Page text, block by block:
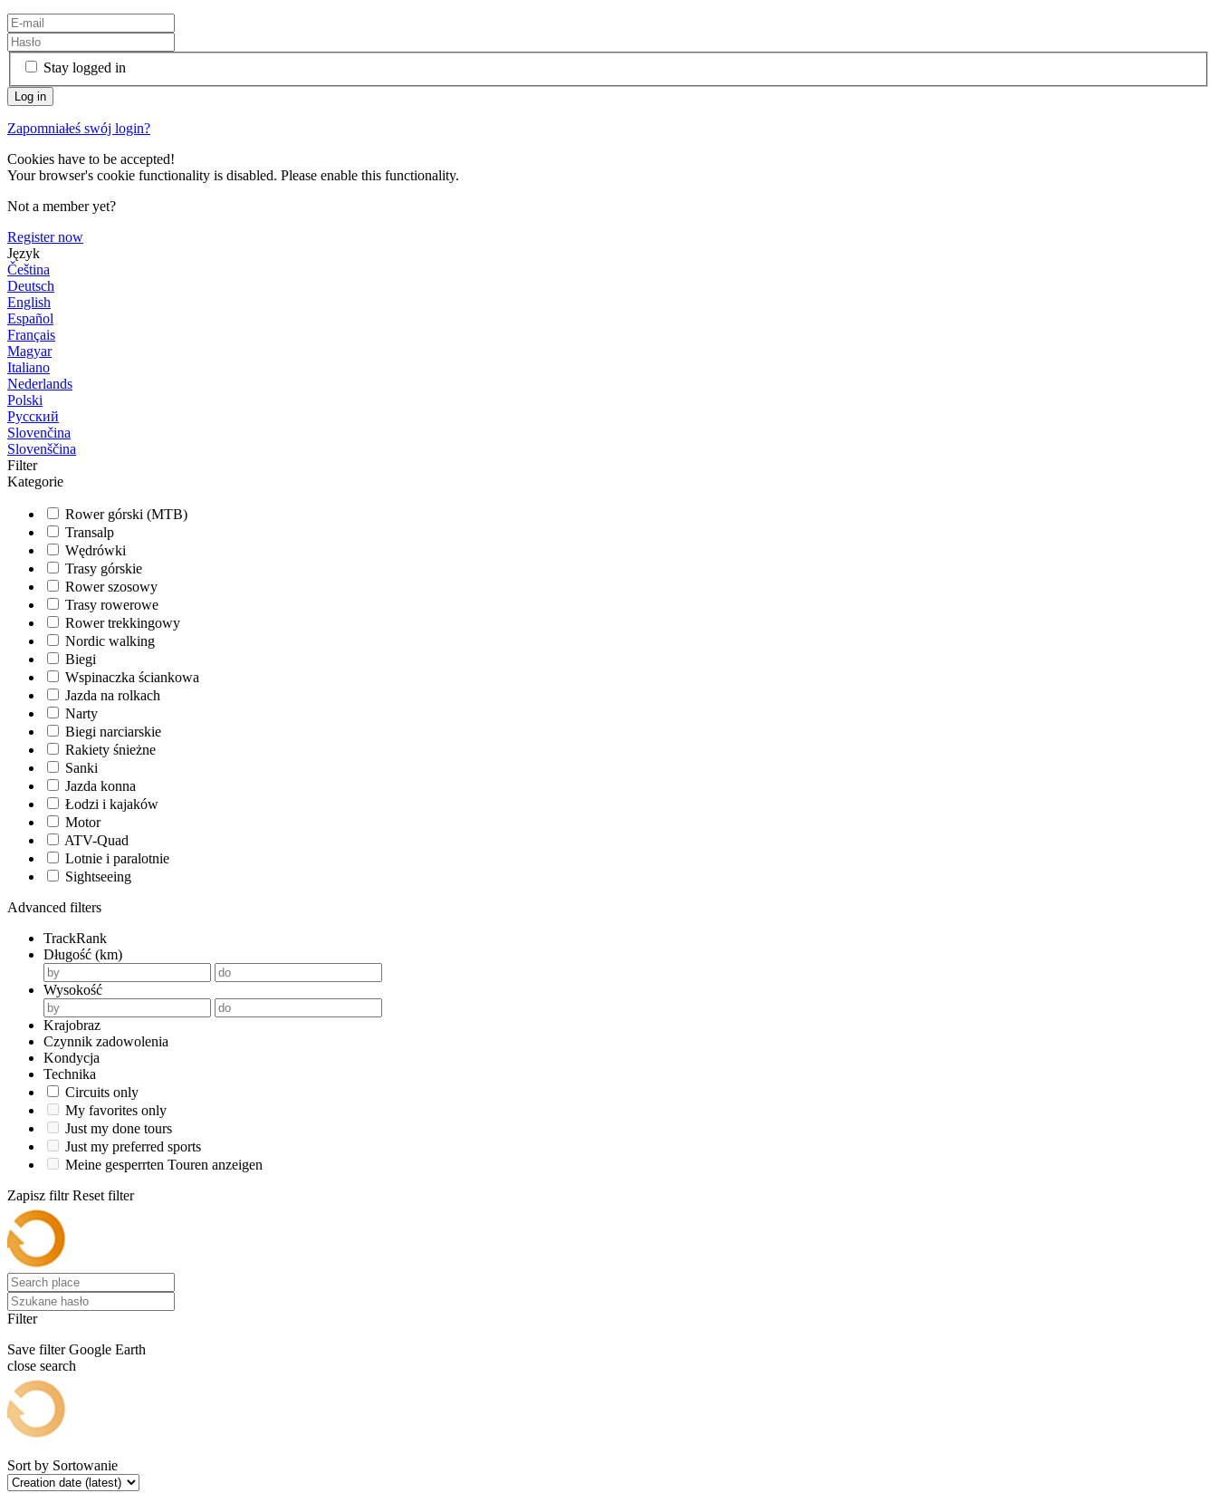
Stay logged in
Zapomniałeś swój login?
Cookies have to be accepted!
Your browser's cookie functionality is disabled. Please enable this functionality.
Not a member yet?
Register now
Język
Čeština
Deutsch
English
Español
Français
Magyar
Italiano
Nederlands
Polski
Русский
Slovenčina
Slovenščina
Filter
Kategorie
Rower górski (MTB)
Transalp
Wędrówki
Trasy górskie
Rower szosowy
Trasy rowerowe
Rower trekkingowy
Nordic walking
Biegi
Wspinaczka ściankowa
Jazda na rolkach
Narty
Biegi narciarskie
Rakiety śnieżne
Sanki
Jazda konna
Łodzi i kajaków
Motor
ATV-Quad
Lotnie i paralotnie
Sightseeing
Advanced filters
TrackRank
Długość (km)
Wysokość
Krajobraz
Czynnik zadowolenia
Kondycja
Technika
Circuits only
My favorites only
Just my done tours
Just my preferred sports
Meine gesperrten Touren anzeigen
Zapisz filtr Reset filter
Filter
Save filter Google Earth
close search
Sort by Sortowanie